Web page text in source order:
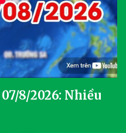
8/2026: Nhiều